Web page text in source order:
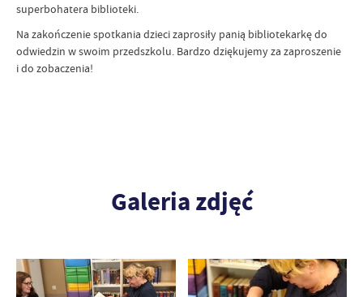
superbohatera biblioteki.
Na zakończenie spotkania dzieci zaprosiły panią bibliotekarkę do
odwiedzin w swoim przedszkolu. Bardzo dziękujemy za zaproszenie
i do zobaczenia!
Galeria zdjęć